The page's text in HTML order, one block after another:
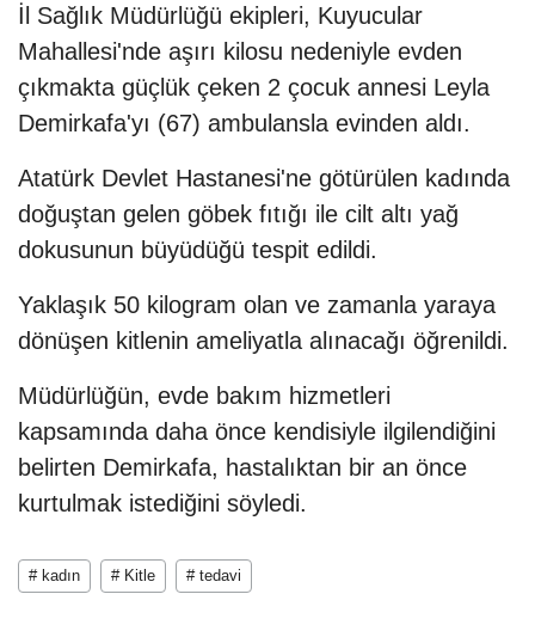
İl Sağlık Müdürlüğü ekipleri, Kuyucular
Mahallesi'nde aşırı kilosu nedeniyle evden
çıkmakta güçlük çeken 2 çocuk annesi Leyla
Demirkafa'yı (67) ambulansla evinden aldı.
Atatürk Devlet Hastanesi'ne götürülen kadında
doğuştan gelen göbek fıtığı ile cilt altı yağ
dokusunun büyüdüğü tespit edildi.
Yaklaşık 50 kilogram olan ve zamanla yaraya
dönüşen kitlenin ameliyatla alınacağı öğrenildi.
Müdürlüğün, evde bakım hizmetleri
kapsamında daha önce kendisiyle ilgilendiğini
belirten Demirkafa, hastalıktan bir an önce
kurtulmak istediğini söyledi.
# kadın # Kitle # tedavi